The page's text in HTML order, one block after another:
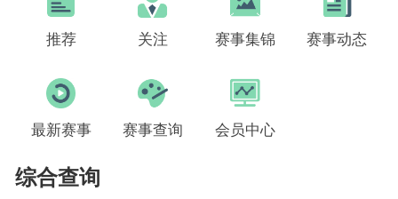
推荐 关注 赛事集锦 赛事动态
最新赛事 赛事查询 会员中心
综合查询